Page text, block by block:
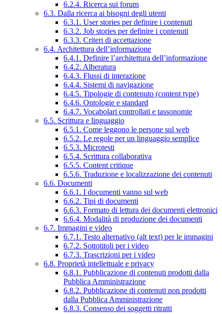
6.2.4. Ricerca sui forum
6.3. Dalla ricerca ai bisogni degli utenti
6.3.1. User stories per definire i contenuti
6.3.2. Job stories per definire i contenuti
6.3.3. Criteri di accettazione
6.4. Architettura dell’informazione
6.4.1. Definire l’architettura dell’informazione
6.4.2. Alberatura
6.4.3. Flussi di interazione
6.4.4. Sistemi di navigazione
6.4.5. Tipologie di contenuto (content type)
6.4.6. Ontologie e standard
6.4.7. Vocabolari controllati e tassonomie
6.5. Scrittura e linguaggio
6.5.1. Come leggono le persone sul web
6.5.2. Le regole per un linguaggio semplice
6.5.3. Microtesti
6.5.4. Scrittura collaborativa
6.5.5. Content critique
6.5.6. Traduzione e localizzazione dei contenuti
6.6. Documenti
6.6.1. I documenti vanno sul web
6.6.2. Tipi di documenti
6.6.3. Formato di lettura dei documenti elettronici
6.6.4. Modalità di produzione dei documenti
6.7. Immagini e video
6.7.1. Testo alternativo (alt text) per le immagini
6.7.2. Sottotitoli per i video
6.7.3. Trascrizioni per i video
6.8. Proprietà intellettuale e privacy
6.8.1. Pubblicazione di contenuti prodotti dalla
Pubblica Amministrazione
6.8.2. Pubblicazione di contenuti non prodotti
dalla Pubblica Amministrazione
6.8.3. Consenso dei soggetti ritratti